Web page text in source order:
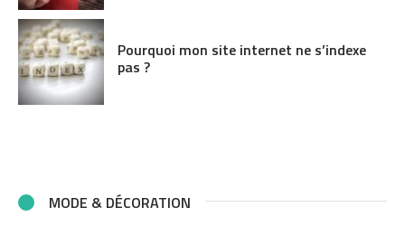
Pourquoi mon site internet ne s’indexe
pas ?
MODE & DÉCORATION